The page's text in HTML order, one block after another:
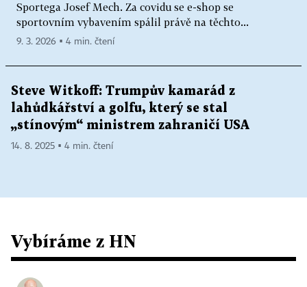
Sportega Josef Mech. Za covidu se e-shop se
sportovním vybavením spálil právě na těchto...
9. 3. 2026 ▪ 4 min. čtení
Steve Witkoff: Trumpův kamarád z
lahůdkářství a golfu, který se stal
„stínovým“ ministrem zahraničí USA
14. 8. 2025 ▪ 4 min. čtení
Vybíráme z HN